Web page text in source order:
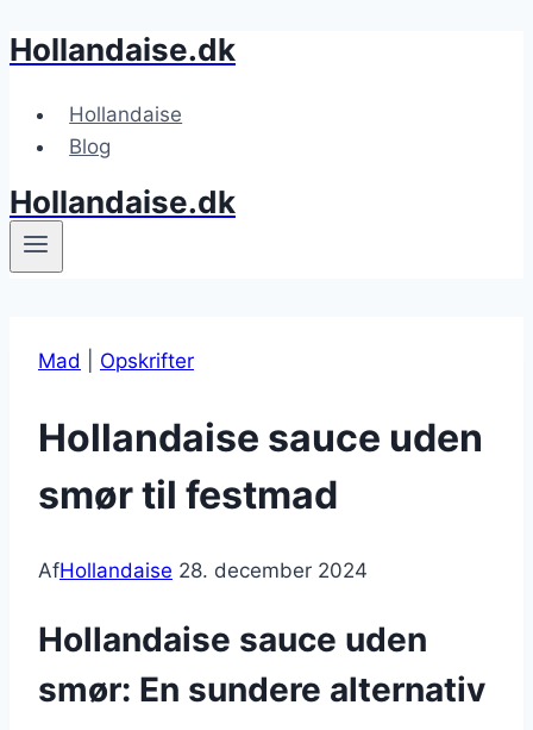
Fortsæt
indhold
Hollandaise.dk
Hollandaise
Blog
Hollandaise.dk
Mad Opskrifter
Hollandaise sauce uden
smør til festmad
AfHollandaise 28. december 2024
Hollandaise sauce uden
smør: En sundere alternativ